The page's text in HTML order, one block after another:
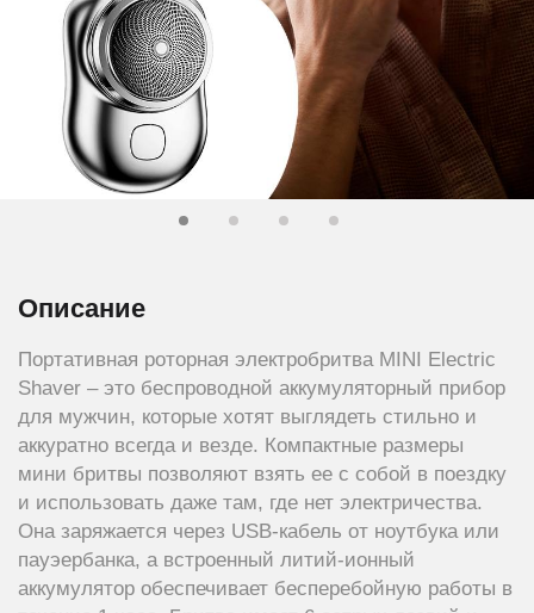
Описание
Портативная роторная электробритва MINI Electric
Shaver – это беспроводной аккумуляторный прибор
для мужчин, которые хотят выглядеть стильно и
аккуратно всегда и везде. Компактные размеры
мини бритвы позволяют взять ее с собой в поездку
и использовать даже там, где нет электричества.
Она заряжается через USB-кабель от ноутбука или
пауэербанка, а встроенный литий-ионный
аккумулятор обеспечивает бесперебойную работы в